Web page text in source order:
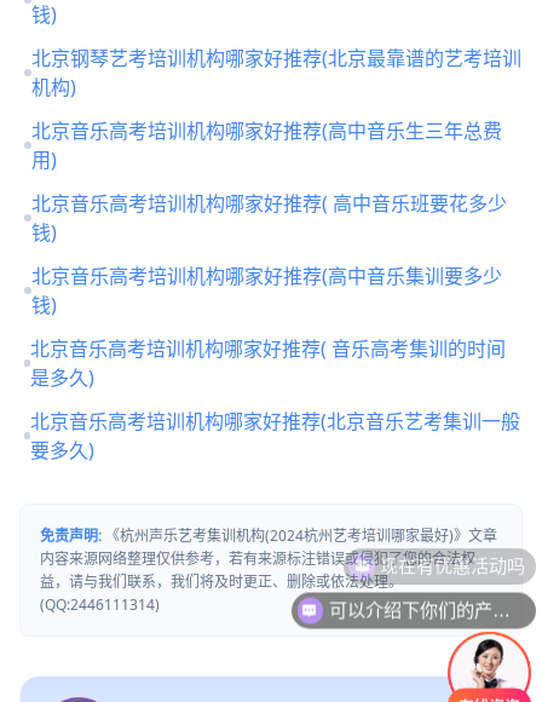
钱)
北京钢琴艺考培训机构哪家好推荐(北京最靠谱的艺考培训
机构)
北京音乐高考培训机构哪家好推荐(高中音乐生三年总费
用)
北京音乐高考培训机构哪家好推荐( 高中音乐班要花多少
钱)
北京音乐高考培训机构哪家好推荐(高中音乐集训要多少
钱)
北京音乐高考培训机构哪家好推荐( 音乐高考集训的时间
是多久)
北京音乐高考培训机构哪家好推荐(北京音乐艺考集训一般
要多久)
免责声明: 《杭州声乐艺考集训机构(2024杭州艺考培训哪家最好)》文章
内容来源网络整理仅供参考，若有来源标注错误或侵犯了您的合法权
益，请与我们联系，我们将及时更正、删除或依法处理。
(QQ:2446111314)
现在有优惠活动吗